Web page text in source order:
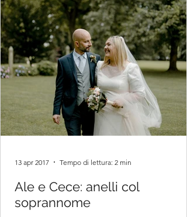
Ale e Cece: anelli col
soprannome
13 apr 2017 Tempo di lettura: 2 min